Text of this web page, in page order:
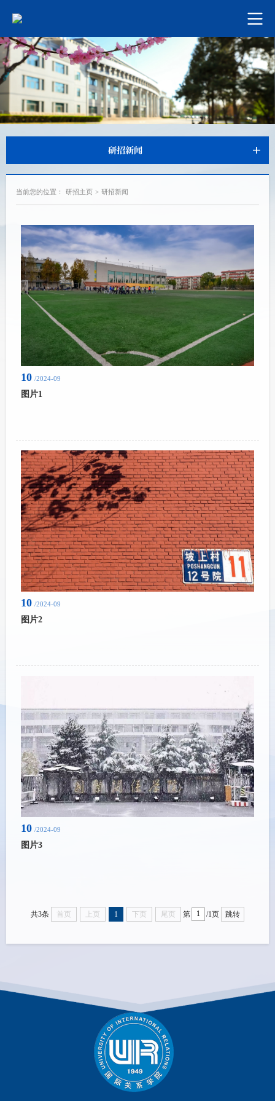
研招新闻
当前您的位置： 研招主页 > 研招新闻
10 /2024-09
图片1
10 /2024-09
图片2
10 /2024-09
图片3
共3条 首页 上页 1 下页 尾页 第 /1页 跳转